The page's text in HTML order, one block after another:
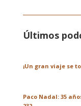
Últimos
¡Un gran viaje se
Paco Nadal: 35